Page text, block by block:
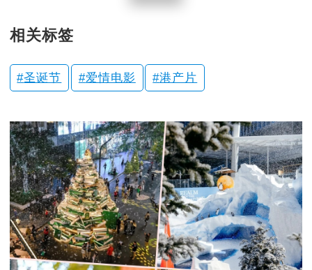
相关标签
圣诞节 爱情电影 港产片